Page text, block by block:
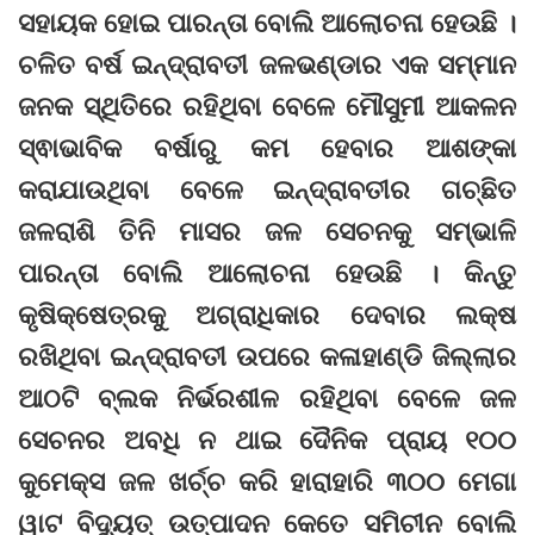
ସହାୟକ ହୋଇ ପାରନ୍ତା ବୋଲି ଆଲୋଚନା ହେଉଛି ।
ଚଳିତ ବର୍ଷ ଇନ୍ଦ୍ରାବତୀ ଜଳଭଣ୍ଡାର ଏକ ସମ୍ମାନ
ଜନକ ସ୍ଥିତିରେ ରହିଥିବା ବେଳେ ମୌସୁମୀ ଆକଳନ
ସ୍ଵାଭାବିକ ବର୍ଷାରୁ କମ ହେବାର ଆଶଙ୍କା
କରାଯାଉଥିବା ବେଳେ ଇନ୍ଦ୍ରାବତୀର ଗଚ୍ଛିତ
ଜଳରାଶି ତିନି ମାସର ଜଳ ସେଚନକୁ ସମ୍ଭାଳି
ପାରନ୍ତା ବୋଲି ଆଲୋଚନା ହେଉଛି । କିନ୍ତୁ
କୃଷିକ୍ଷେତ୍ରକୁ ଅଗ୍ରାଧିକାର ଦେବାର ଲକ୍ଷ
ରଖିଥିବା ଇନ୍ଦ୍ରାବତୀ ଉପରେ କଳାହାଣ୍ଡି ଜିଲ୍ଲାର
ଆଠଟି ବ୍ଲକ ନିର୍ଭରଶୀଳ ରହିଥିବା ବେଳେ ଜଳ
ସେଚନର ଅବଧି ନ ଥାଇ ଦୈନିକ ପ୍ରାୟ ୧୦୦
କୁମେକ୍ସ ଜଳ ଖର୍ଚ୍ଚ କରି ହାରାହାରି ୩୦୦ ମେଗା
ୱାଟ ବିଦ୍ୟୁତ୍ ଉତ୍ପାଦନ କେତେ ସମିଚୀନ ବୋଲି